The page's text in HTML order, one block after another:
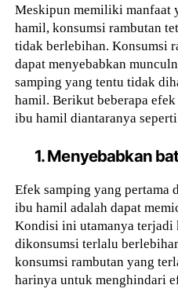
Meskipun memiliki manfaat
hamil, konsumsi rambutan
tidak berlebihan. Konsumsi
dapat menyebabkan
samping yang tentu tidak
hamil. Berikut beberapa
ibu hamil diantaranya
1. Menyebabkan
Efek samping yang pertama
ibu hamil adalah dapat
Kondisi ini utamanya terjadi
dikonsumsi terlalu
konsumsi rambutan yang
harinya untuk menghindari